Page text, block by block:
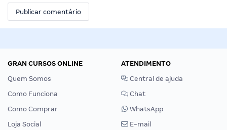
GRAN CURSOS ONLINE
Quem Somos
Como Funciona
Como Comprar
Loja Social
ATENDIMENTO
Central de ajuda
Chat
WhatsApp
E-mail